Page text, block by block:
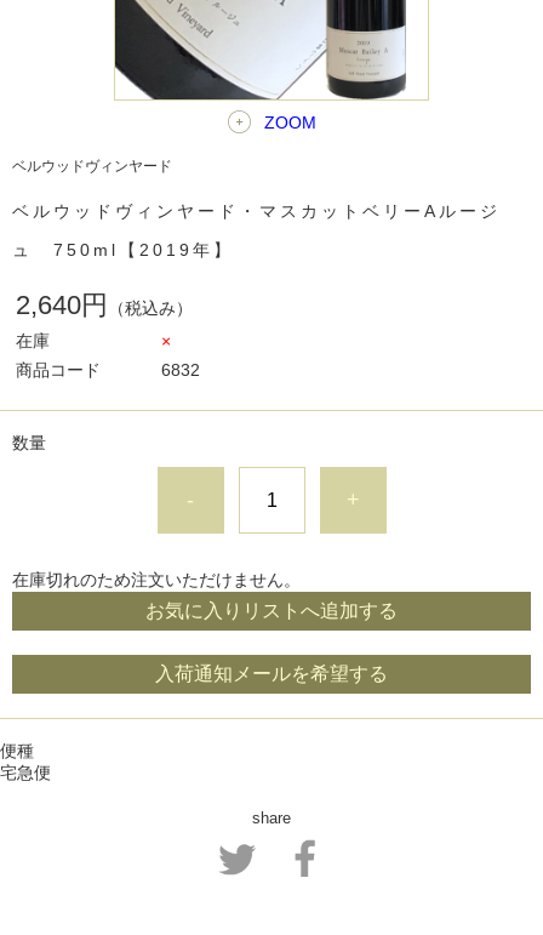
ZOOM
ベルウッドヴィンヤード
ベルウッドヴィンヤード・マスカットベリーAルージ
ュ 750ml【2019年】
2,640円
（税込み）
在庫
×
商品コード
6832
数量
- +
在庫切れのため注文いただけません。
お気に入りリストへ追加する
入荷通知メールを希望する
便種
宅急便
share